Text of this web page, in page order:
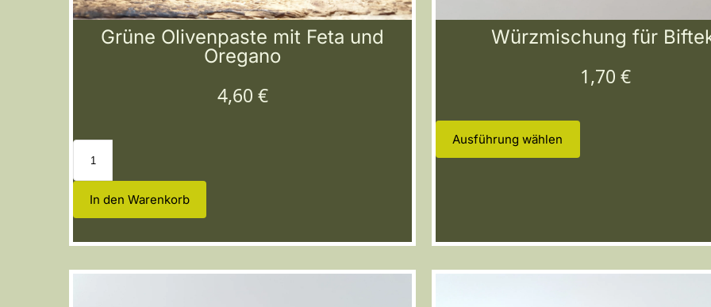
Grüne Olivenpaste mit Feta und
Oregano
4,60 €
In den Warenkorb
Würzmischung für
1,70 €
Ausführung wählen